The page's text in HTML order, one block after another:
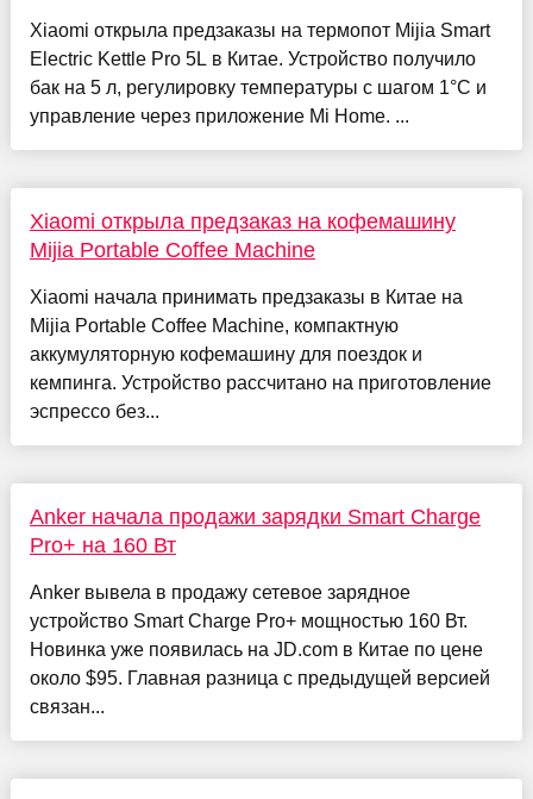
Xiaomi открыла предзаказы на термопот Mijia Smart
Electric Kettle Pro 5L в Китае. Устройство получило
бак на 5 л, регулировку температуры с шагом 1°C и
управление через приложение Mi Home. ...
Xiaomi открыла предзаказ на кофемашину
Mijia Portable Coffee Machine
Xiaomi начала принимать предзаказы в Китае на
Mijia Portable Coffee Machine, компактную
аккумуляторную кофемашину для поездок и
кемпинга. Устройство рассчитано на приготовление
эспрессо без...
Anker начала продажи зарядки Smart Charge
Pro+ на 160 Вт
Anker вывела в продажу сетевое зарядное
устройство Smart Charge Pro+ мощностью 160 Вт.
Новинка уже появилась на JD.com в Китае по цене
около $95. Главная разница с предыдущей версией
связан...